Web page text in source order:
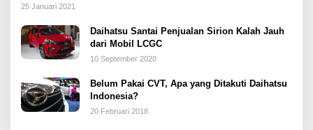
25 Januari 2021
Daihatsu Santai Penjualan Sirion Kalah Jauh
dari Mobil LCGC
10 September 2020
Belum Pakai CVT, Apa yang Ditakuti Daihatsu
Indonesia?
20 Februari 2018